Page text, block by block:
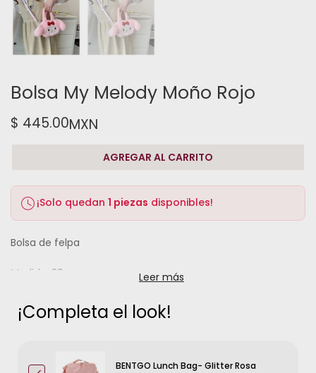
Bolsa My Melody Moño Rojo
$ 445.00MXN
AGREGAR AL CARRITO
¡Solo quedan 1 piezas disponibles!
Bolsa de felpa
Medida: 20cm Leer más
¡Completa el look!
BENTGO Lunch Bag- Glitter Rosa